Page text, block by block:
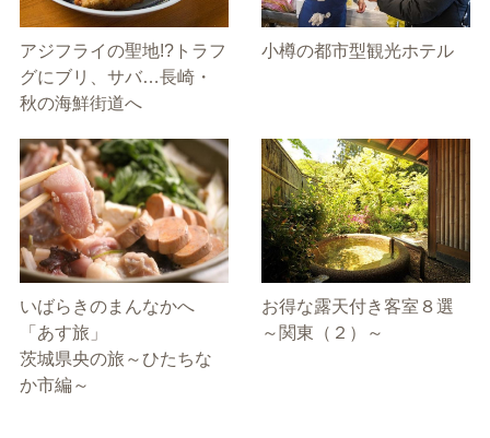
アジフライの聖地!?トラフ
グにブリ、サバ…長崎・
秋の海鮮街道へ
小樽の都市型観光ホテル
いばらきのまんなかへ
「あす旅」
茨城県央の旅～ひたちな
か市編～
お得な露天付き客室８選
～関東（２）～